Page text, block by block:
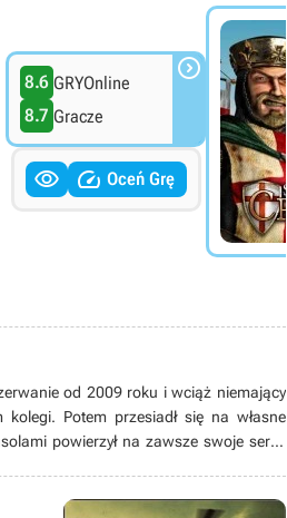
8.6 GRYOnline
8.7 Gracze

  Oceń Grę
od 2009 roku i wciąż niemający
Potem przesiadł się na własne
powierzył na zawsze swoje serce